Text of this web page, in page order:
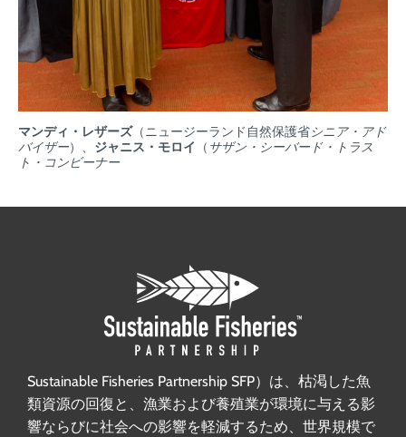
マンディ・レザーズ（ニュージーランド自然保護省シニア・アド
バイザー）、 ジャニス・モロイ （ サザン・シーバード・トラス
ト・コンビーナー
Sustainable Fisheries Partnership SFP）は、枯渇した魚
類資源の回復と、漁業および養殖業が環境に与える影
響ならびに社会への影響を軽減するため、世界規模で